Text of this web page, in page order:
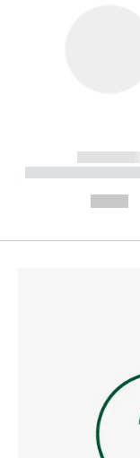
------------
-----------